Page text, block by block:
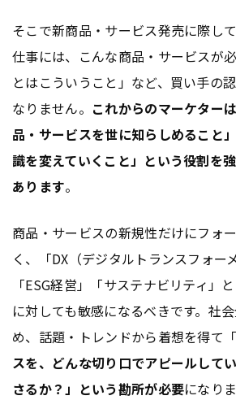
そこで新商品・サービス発売に際し
仕事には、こんな商品・サービスが
とはこういうこと」など、買い手の
なりません。 これからのマーケター
品・サービスを世に知らしめること
識を変えていくこと」という役割を
あります。
商品・サービスの新規性だけにフォ
く、「DX（デジタルトランスフォー
「ESG経営」「サステナビリティ」
に対しても敏感になるべきです。社
め、話題・トレンドから着想を得て「
スを、どんな切り口でアピールして
さるか？」という勘所が必要になり